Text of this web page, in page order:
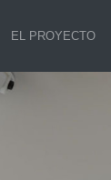
EL PROYECTO